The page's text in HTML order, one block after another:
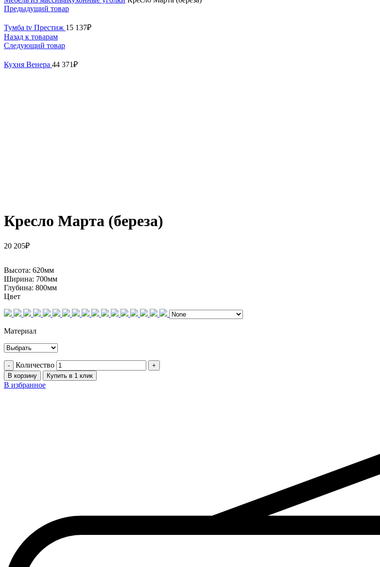
Предыдущий товар
Тумба tv Престиж 15 137₽
Назад к товарам
Следующий товар
Кухня Венера 44 371₽
Кресло Марта (береза)
20 205₽
Высота: 620мм
Ширина: 700мм
Глубина: 800мм
Цвет
Материал
Количество
В корзину Купить в 1 клик
В избранное